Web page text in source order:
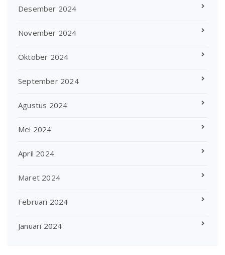
Desember 2024
November 2024
Oktober 2024
September 2024
Agustus 2024
Mei 2024
April 2024
Maret 2024
Februari 2024
Januari 2024